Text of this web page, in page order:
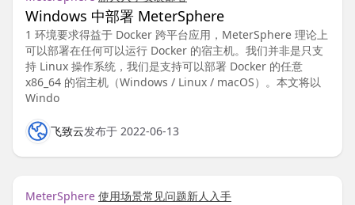
Windows 中部署 MeterSphere
1 环境要求得益于 Docker 跨平台应用，MeterSphere 理论上
可以部署在任何可以运行 Docker 的宿主机。我们并非是只支
持 Linux 操作系统，我们是支持可以部署 Docker 的任意
x86_64 的宿主机（Windows / Linux / macOS）。本文将以
Windo
飞致云发布于 2022-06-13
MeterSphere 使用场景常见问题新人入手